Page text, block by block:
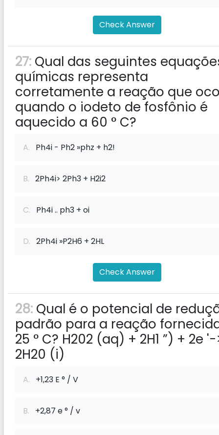
Check Answer
27: Qual das seguintes
químicas representa
corretamente a reação que
quando o iodeto de fosfônio é
aquecido a 60 ° C?
A. Ph4i - Ph2 »phz + h2!
B. 2Ph4i> 2Ph3 + H2i2
C. Ph4i .. ph3 + oi
D. 2Ph4i »P2H6 + 2HL
Check Answer
28: Qual é o potencial de
padrão para a reação
25 ° C? H202 (aq) + 2H1 ”) + 2e '-
2H20 (i)
A. +1,23 E ° / V
B. +2,87 e ° / v